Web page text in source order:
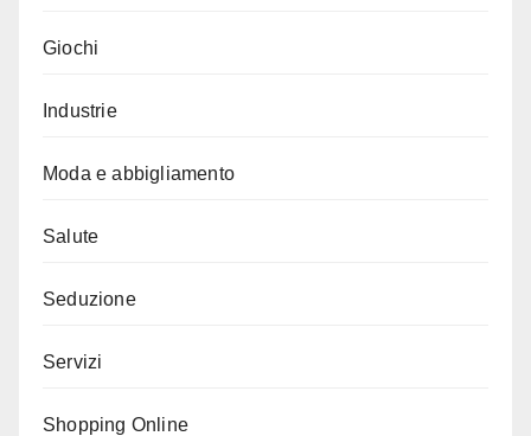
Giochi
Industrie
Moda e abbigliamento
Salute
Seduzione
Servizi
Shopping Online